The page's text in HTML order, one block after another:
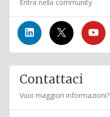
Entra nella community
Contattaci
Vuoi maggiori informazioni?